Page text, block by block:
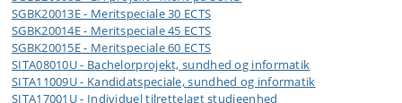
SGBK20013E - Meritspeciale 30 ECTS
SGBK20014E - Meritspeciale 45 ECTS
SGBK20015E - Meritspeciale 60 ECTS
SITA08010U - Bachelorprojekt, sundhed og informatik
SITA11009U - Kandidatspeciale, sundhed og informatik
SITA17001U - Individuel tilrettelagt studieenhed